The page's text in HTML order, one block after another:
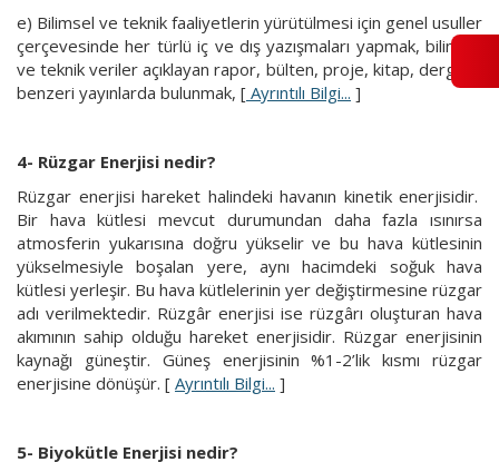
e) Bilimsel ve teknik faaliyetlerin yürütülmesi için genel usuller
çerçevesinde her türlü iç ve dış yazışmaları yapmak, bilimsel
ve teknik veriler açıklayan rapor, bülten, proje, kitap, dergi ve
benzeri yayınlarda bulunmak, [ Ayrıntılı Bilgi... ]
4- Rüzgar Enerjisi nedir?
Rüzgar enerjisi hareket halindeki havanın kinetik enerjisidir.
Bir hava kütlesi mevcut durumundan daha fazla ısınırsa
atmosferin yukarısına doğru yükselir ve bu hava kütlesinin
yükselmesiyle boşalan yere, aynı hacimdeki soğuk hava
kütlesi yerleşir. Bu hava kütlelerinin yer değiştirmesine rüzgar
adı verilmektedir. Rüzgâr enerjisi ise rüzgârı oluşturan hava
akımının sahip olduğu hareket enerjisidir. Rüzgar enerjisinin
kaynağı güneştir. Güneş enerjisinin %1-2’lik kısmı rüzgar
enerjisine dönüşür. [ Ayrıntılı Bilgi... ]
5- Biyokütle Enerjisi nedir?